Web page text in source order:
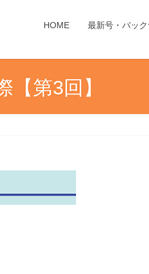
HOME 最新号・バッ
第3回】